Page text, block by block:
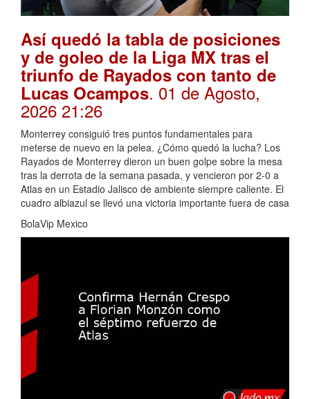
Así quedó la tabla de posiciones
y de goleo de la Liga MX tras el
triunfo de Rayados con tanto de
Lucas Ocampos. 01 de Agosto,
2026 21:26
Monterrey consiguió tres puntos fundamentales para
meterse de nuevo en la pelea. ¿Cómo quedó la lucha? Los
Rayados de Monterrey dieron un buen golpe sobre la mesa
tras la derrota de la semana pasada, y vencieron por 2-0 a
Atlas en un Estadio Jalisco de ambiente siempre caliente. El
cuadro albiazul se llevó una victoria importante fuera de casa
BolaVip Mexico